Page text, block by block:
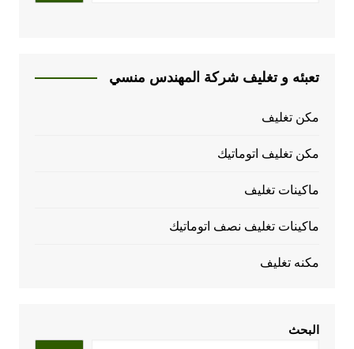
تعبئه و تغليف شركة المهندس منسي
مكن تغليف
مكن تغليف اتوماتيك
ماكينات تغليف
ماكينات تغليف نصف اتوماتيك
مكنه تغليف
البحث